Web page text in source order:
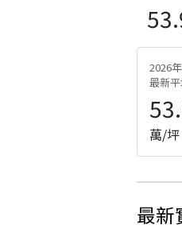
2026
最新
萬/坪
最新